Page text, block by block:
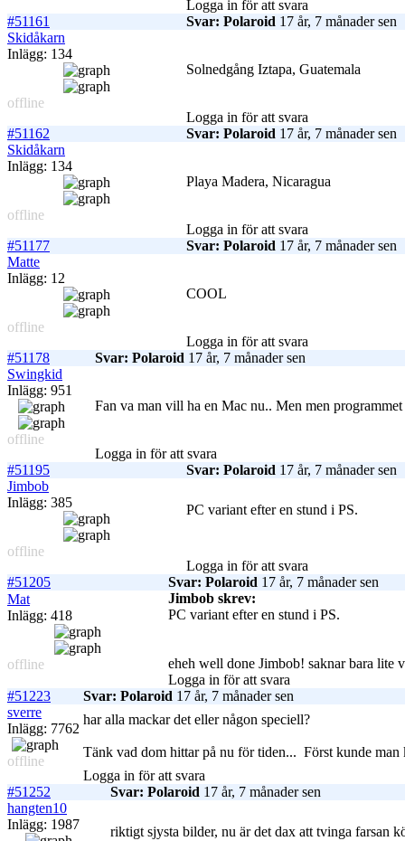
Logga in för att svara
#51161
Svar: Polaroid 17 år, 7 månader sen
Skidåkarn
Inlägg: 134
offline
Solnedgång Iztapa, Guatemala
Logga in för att svara
#51162
Svar: Polaroid 17 år, 7 månader sen
Skidåkarn
Inlägg: 134
offline
Playa Madera, Nicaragua
Logga in för att svara
#51177
Svar: Polaroid 17 år, 7 månader sen
Matte
Inlägg: 12
offline
COOL
Logga in för att svara
#51178
Svar: Polaroid 17 år, 7 månader sen
Swingkid
Inlägg: 951
offline
Fan va man vill ha en Mac nu.. Men men
Logga in för att svara
#51195
Svar: Polaroid 17 år, 7 månader sen
Jimbob
Inlägg: 385
offline
PC variant efter en stund i PS.
Logga in för att svara
#51205
Svar: Polaroid 17 år, 7 månader sen
Mat
Inlägg: 418
offline
Jimbob skrev:
PC variant efter en stund i PS.
eheh well done Jimbob! saknar bara lite
Logga in för att svara
#51223
Svar: Polaroid 17 år, 7 månader sen
sverre
Inlägg: 7762
offline
har alla mackar det eller någon speciell?
Tänk vad dom hittar på nu för tiden... Först kunde
Logga in för att svara
#51252
Svar: Polaroid 17 år, 7 månader sen
hangten10
Inlägg: 1987
riktigt sjysta bilder, nu är det dax att tvinga farsan